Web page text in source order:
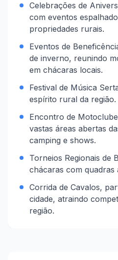
Celebrações de
com eventos
propriedades rurais.
Eventos de
de inverno, reunindo
em chácaras locais.
Festival de Música
espírito rural da região.
Encontro de
vastas áreas abertas
camping e shows.
Torneios Regionais de
chácaras com quadras
Corrida de Cavalos,
cidade, atraindo
região.